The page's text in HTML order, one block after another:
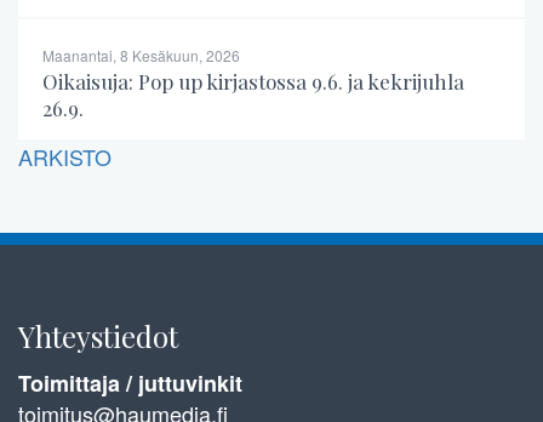
Maanantai, 8 Kesäkuun, 2026
Oikaisuja: Pop up kirjastossa 9.6. ja kekrijuhla
26.9.
ARKISTO
Yhteystiedot
Toimittaja / juttuvinkit
toimitus@haumedia.fi